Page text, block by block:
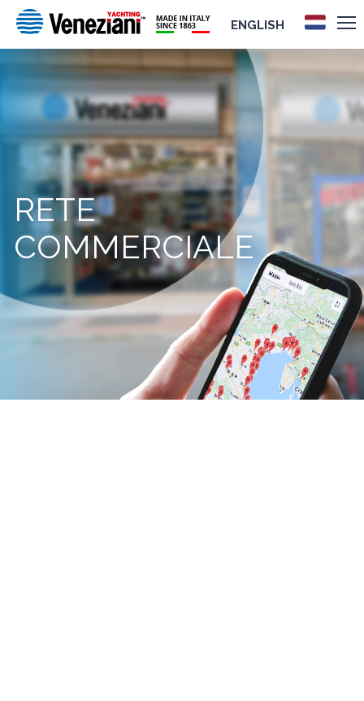
ENGLISH
RETE
COMMERCIALE